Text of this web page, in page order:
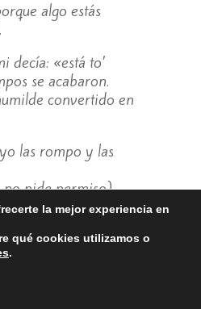
algo estás
decía: «está to’
se acabaron.
convertido en
las rompo y las
pide permiso).
a darme la vida
pero merecía.
a victoria
la mejor experiencia en
qué cookies utilizamos o
.